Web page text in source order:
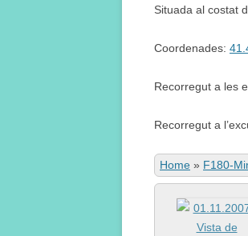
Situada al costat
Coordenades:
Recorregut a les
Recorregut a
Home » F180-